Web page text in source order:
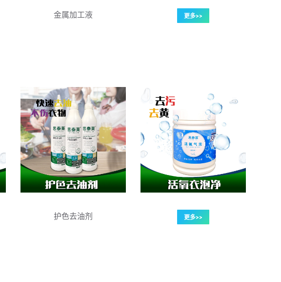
金属加工液 更多>>
护色去油剂 更多>>